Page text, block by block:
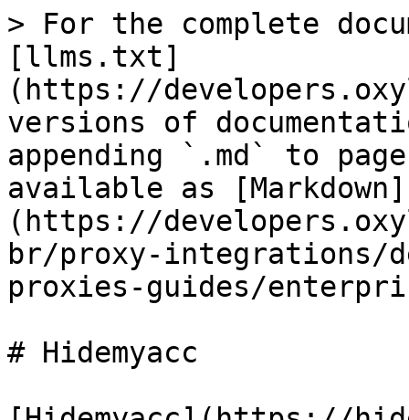
> For the complete
[llms.txt]
(https://
versions of
appending `.md` to
available as [Markdown]
(https://
br/proxy-integrations/
proxies-guides/
# Hidemyacc